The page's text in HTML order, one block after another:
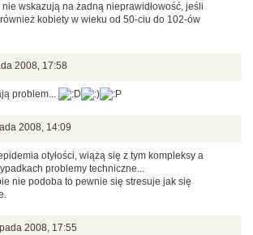
wskazują na żadną nieprawidłowość, jeśli
kobiety w wieku od 50-ciu do 102-ów
2008, 17:58
problem...
2008, 14:09
otyłości, wiążą się z tym kompleksy a
problemy techniczne...
nie podoba to pewnie się stresuje jak się
2008, 17:55